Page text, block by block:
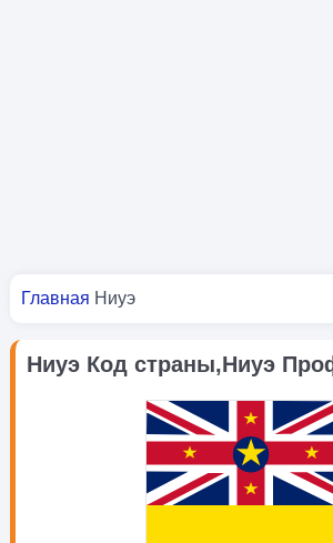
Вы здесь
Главная Ниуэ
Ниуэ Код страны,Ниуэ